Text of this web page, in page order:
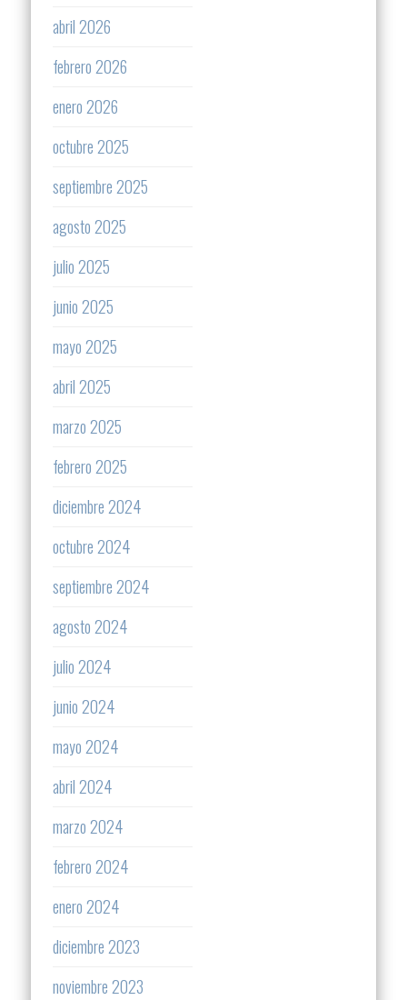
abril 2026
febrero 2026
enero 2026
octubre 2025
septiembre 2025
agosto 2025
julio 2025
junio 2025
mayo 2025
abril 2025
marzo 2025
febrero 2025
diciembre 2024
octubre 2024
septiembre 2024
agosto 2024
julio 2024
junio 2024
mayo 2024
abril 2024
marzo 2024
febrero 2024
enero 2024
diciembre 2023
noviembre 2023